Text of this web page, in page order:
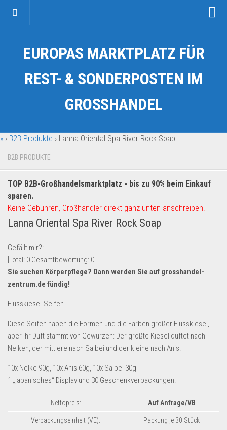
Kategorien
Auto & Motorrad
Fahrzeuge & Transport
Garten & Werkzeug
Geschäft, Büro & Schreibwaren
Geschenkartikel
Handy und Smartphone
Kosmetik & Pflege
Multimedia & Elektro
Münzen
Spielzeug & Games
Schuhe & Accessoires
Sport & Freizeit
Uhren & Schmuck
Restposten-Angebote
eBay Restposten kaufen
Sonderposten-Angebote
EUROPAS MARKTPLATZ FÜR
REST- & SONDERPOSTEN IM
GROSSHANDEL
» › B2B Produkte › Lanna Oriental Spa River Rock Soap
B2B PRODUKTE
TOP B2B-Großhandelsmarktplatz - bis zu 90% beim Einkauf
sparen.
Keine Gebühren, Großhändler direkt ganz unten anschreiben.
Lanna Oriental Spa River Rock Soap
Gefällt mir?:
[Total: 0 Gesamtbewertung: 0
Sie suchen Körperpflege? Dann werden Sie auf grosshandel-
zentrum.de fündig!
Flusskiesel-Seifen
Diese Seifen haben die Formen und die Farben großer Flusskiesel,
aber ihr Duft stammt von Gewürzen: Der größte Kiesel duftet nach
Nelken, der mittlere nach Salbei und der kleine nach Anis.
10x Nelke 90g, 10x Anis 60g, 10x Salbei 30g
1 „japanisches“ Display und 30 Geschenkverpackungen.
Nettopreis: Auf Anfrage/VB
Verpackungseinheit (VE): Packung je 30 Stück